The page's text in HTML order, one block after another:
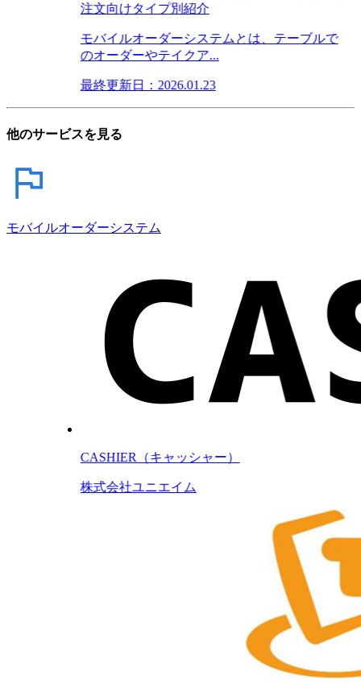
注文向けタイプ別紹介
モバイルオーダーシステムとは、テーブルで
のオーダーやテイクア...
最終更新日：2026.01.23
他のサービスを見る
モバイルオーダーシステム
CASHIER（キャッシャー）
株式会社ユニエイム